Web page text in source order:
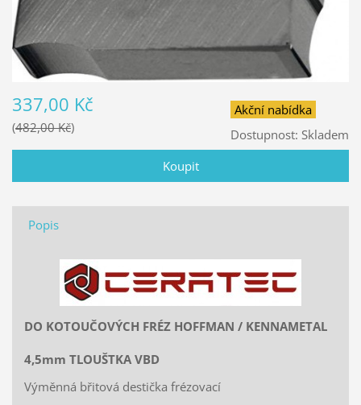
Akční nabídka
Dostupnost: Skladem
337,00 Kč
482,00 Kč
Popis
DO KOTOUČOVÝCH FRÉZ HOFFMAN / KENNAMETAL
4,5mm TLOUŠTKA VBD
Výměnná břitová destička frézovací